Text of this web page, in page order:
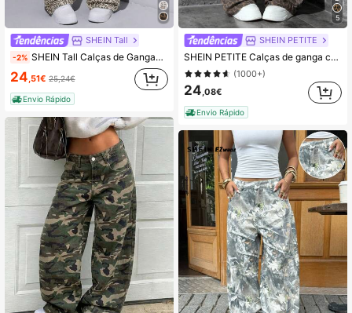
SHEIN Tall
-2% SHEIN Tall Calças de Gangas Camufladas com Lavagem Vintage, Perna Reta, Casuais e na Moda para Uso Diário, para Mulheres Altas
24,51€ 25,24€
Envio Rápido
5
SHEIN PETITE
SHEIN PETITE Calças de ganga casuais para mulher, elegantes e simples para uso diário, para mulheres pequenas
(1000+)
24,08€
Envio Rápido